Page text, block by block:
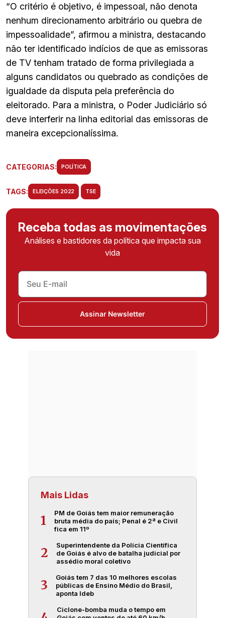
“O critério é objetivo, é impessoal, não denota
nenhum direcionamento arbitrário ou quebra de
impessoalidade”, afirmou a ministra, destacando
não ter identificado indícios de que as emissoras
de TV tenham tratado de forma privilegiada a
alguns candidatos ou quebrado as condições de
igualdade da disputa pela preferência do
eleitorado. Para a ministra, o Poder Judiciário só
deve interferir na linha editorial das emissoras de
maneira excepcionalíssima.
CATEGORIAS: POLÍTICA
TAGS: ELEIÇÕES 2022 TSE
Receba todas as movimentações
Análises e bastidores da política que impacta sua
vida
Assinar Newsletter
Mais Lidas
1
PM de Goiás tem maior remuneração
bruta média do país; Penal é 2ª e Civil
fica em 11º
2
Superintendente da Polícia Científica
de Goiás é alvo de batalha judicial por
assédio moral coletivo
3
Goiás tem 7 das 10 melhores escolas
públicas de Ensino Médio do Brasil,
aponta Ideb
Ciclone-bomba muda o tempo em